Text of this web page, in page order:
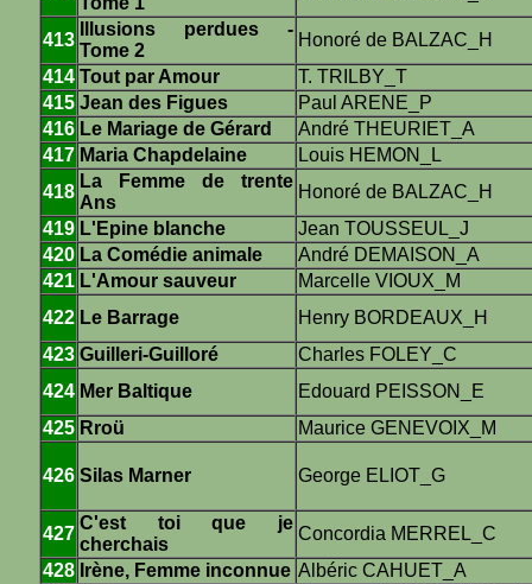
413
Illusions perdues -
Tome 2
Honoré de BALZAC_H
414 Tout par Amour
T. TRILBY_T
415 Jean des Figues
Paul ARENE_P
416 Le Mariage de Gérard
André THEURIET_A
417 Maria Chapdelaine
Louis HEMON_L
418
La Femme de trente
Ans
Honoré de BALZAC_H
419 L'Epine blanche
Jean TOUSSEUL_J
420 La Comédie animale
André DEMAISON_A
421 L'Amour sauveur
Marcelle VIOUX_M
422 Le Barrage
Henry BORDEAUX_H
423 Guilleri-Guilloré
Charles FOLEY_C
424 Mer Baltique
Edouard PEISSON_E
425 Rroü Maurice GENEVOIX_M
426 Silas Marner George ELIOT_G
427
C'est toi que je
cherchais
Concordia MERREL_C
428 Irène, Femme inconnue Albéric CAHUET_A